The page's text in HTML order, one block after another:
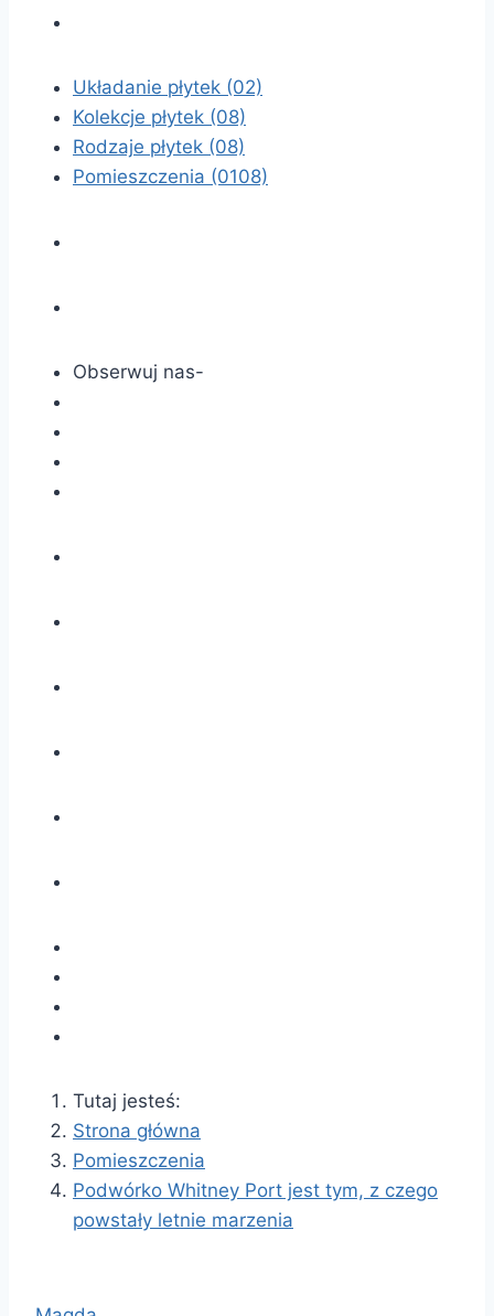
Układanie płytek (02)
Kolekcje płytek (08)
Rodzaje płytek (08)
Pomieszczenia (0108)
Obserwuj nas-
Tutaj jesteś:
Strona główna
Pomieszczenia
Podwórko Whitney Port jest tym, z czego
powstały letnie marzenia